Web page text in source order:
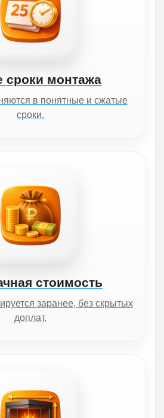
сроки монтажа
в понятные и сжатые
сроки.
стоимость
заранее, без скрытых
доплат.